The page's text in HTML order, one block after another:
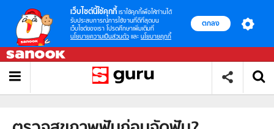
เว็บไซต์นี้ใช้คุกกี้ เราใช้คุกกี้เพื่อให้ท่านได้
รับประสบการณ์การใช้งานที่ดีที่สุดบน
เว็บไซต์ของเรา โปรดศึกษาเพิ่มเติมที่
นโยบายความเป็นส่วนตัว และ นโยบายคุกกี้
ตกลง